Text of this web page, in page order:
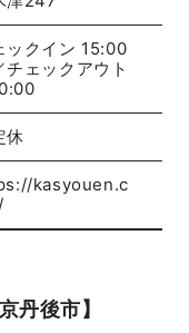
ックイン 15:00
チェックアウト
休
kasyouen.c
丹後市】